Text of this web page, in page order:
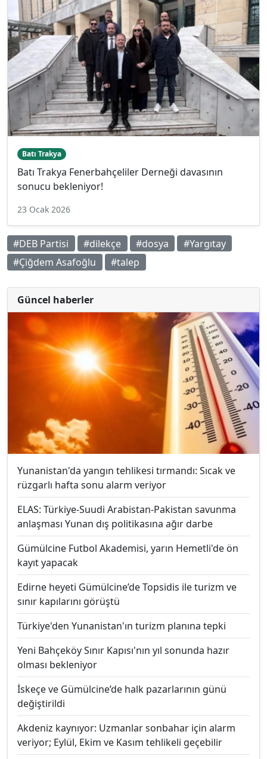
Batı Trakya
Batı Trakya Fenerbahçeliler Derneği davasının
sonucu bekleniyor!
23 Ocak 2026
#DEB Partisi #dilekçe #dosya
#Yargıtay
#Çiğdem Asafoğlu
#talep
Güncel haberler
Yunanistan'da yangın tehlikesi tırmandı: Sıcak ve
rüzgarlı hafta sonu alarm veriyor
ELAS: Türkiye-Suudi Arabistan-Pakistan savunma
anlaşması Yunan dış politikasına ağır darbe
Gümülcine Futbol Akademisi, yarın Hemetli'de ön
kayıt yapacak
Edirne heyeti Gümülcine’de Topsidis ile turizm ve
sınır kapılarını görüştü
Türkiye'den Yunanistan'ın turizm planına tepki
Yeni Bahçeköy Sınır Kapısı'nın yıl sonunda hazır
olması bekleniyor
İskeçe ve Gümülcine’de halk pazarlarının günü
değiştirildi
Akdeniz kaynıyor: Uzmanlar sonbahar için alarm
veriyor; Eylül, Ekim ve Kasım tehlikeli geçebilir